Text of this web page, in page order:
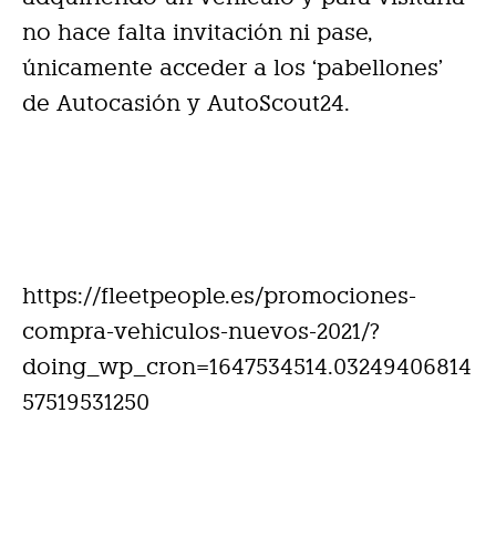
no hace falta invitación ni pase,
únicamente acceder a los ‘pabellones’
de Autocasión y AutoScout24.
https://fleetpeople.es/promociones-
compra-vehiculos-nuevos-2021/?
doing_wp_cron=1647534514.03249406814
57519531250